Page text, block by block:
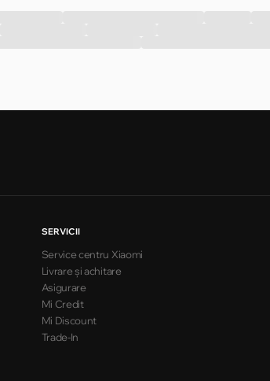
SERVICII
Service centru Xiaomi
Livrare și achitare
Asigurare
Mi Credit
Mi Discount
Trade-In